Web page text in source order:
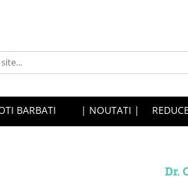
BARBATI | NOUTATI |